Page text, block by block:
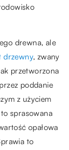
drewna, ale
drzewny, zwany
przetworzona
poddanie
z użyciem
sprasowana
opałowa
to